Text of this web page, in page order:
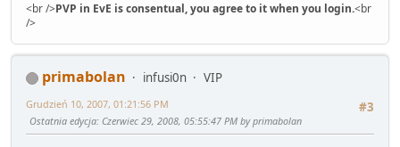
<br />PVP in EvE is consentual, you agree to it when you login.<br
/>
primabolan infusi0n
VIP
#3
Grudzień 10, 2007, 01:21:56 PM
Ostatnia edycja: Czerwiec 29, 2008, 05:55:47 PM by primabolan